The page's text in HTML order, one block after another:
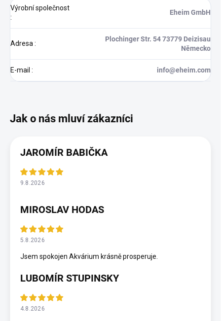
Výrobní společnost
:
Eheim GmbH
Adresa :
Plochinger Str. 54 73779 Deizisau
Německo
E-mail : info@eheim.com
JAROMÍR BABIČKA
9.8.2026
MIROSLAV HODAS
5.8.2026
Jsem spokojen Akvárium krásně prosperuje.
LUBOMÍR STUPINSKY
4.8.2026